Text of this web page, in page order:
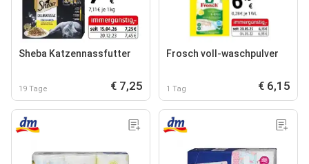
Sheba Katzennassfutter
19 Tage € 7,25
Frosch voll-waschpulver
1 Tag € 6,15